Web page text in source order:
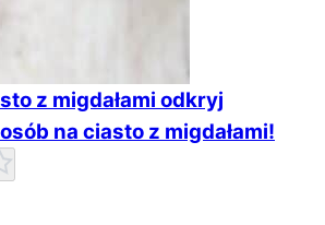
z migdałami odkryj
na ciasto z migdałami!